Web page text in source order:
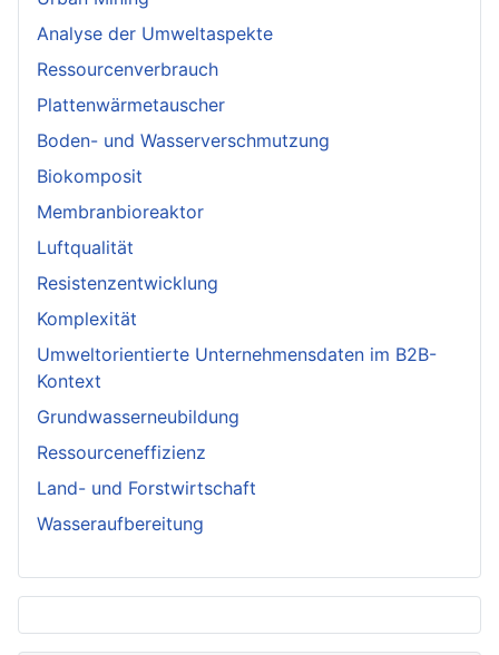
Analyse der Umweltaspekte
Ressourcenverbrauch
Plattenwärmetauscher
Boden- und Wasserverschmutzung
Biokomposit
Membranbioreaktor
Luftqualität
Resistenzentwicklung
Komplexität
Umweltorientierte Unternehmensdaten im B2B-
Kontext
Grundwasserneubildung
Ressourceneffizienz
Land- und Forstwirtschaft
Wasseraufbereitung